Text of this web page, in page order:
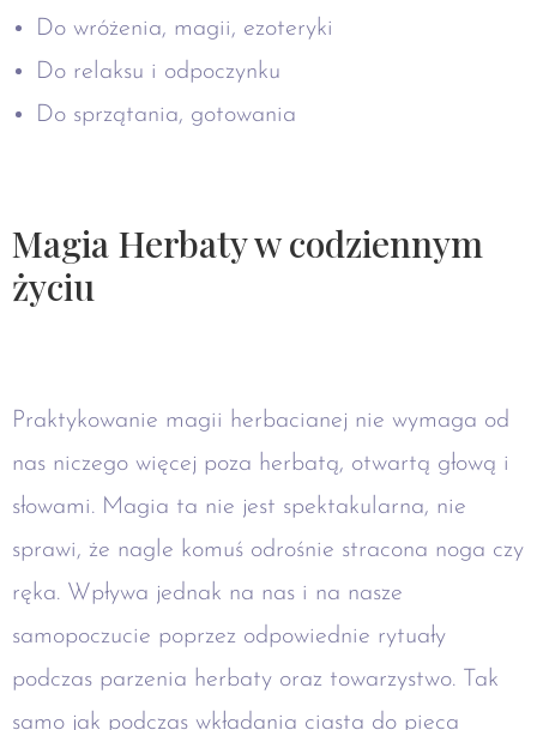
Do wróżenia, magii, ezoteryki
Do relaksu i odpoczynku
Do sprzątania, gotowania
Magia Herbaty w codziennym
życiu
Praktykowanie magii herbacianej nie wymaga od
nas niczego więcej poza herbatą, otwartą głową i
słowami. Magia ta nie jest spektakularna, nie
sprawi, że nagle komuś odrośnie stracona noga czy
ręka. Wpływa jednak na nas i na nasze
samopoczucie poprzez odpowiednie rytuały
podczas parzenia herbaty oraz towarzystwo. Tak
samo jak podczas wkładania ciasta do pieca